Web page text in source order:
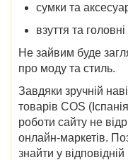
сумки та
взуття та
Не зайвим буде
про моду та стиль.
Завдяки зручній
товарів COS
роботи сайту не
онлайн-маркетів.
знайти у